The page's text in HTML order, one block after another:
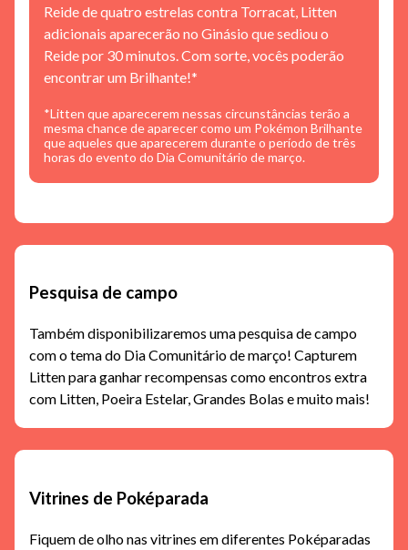
Reide de quatro estrelas contra Torracat, Litten
adicionais aparecerão no Ginásio que sediou o
Reide por 30 minutos. Com sorte, vocês poderão
encontrar um Brilhante!*
*Litten que aparecerem nessas circunstâncias terão a
mesma chance de aparecer como um Pokémon Brilhante
que aqueles que aparecerem durante o período de três
horas do evento do Dia Comunitário de março.
Pesquisa de campo
Também disponibilizaremos uma pesquisa de campo
com o tema do Dia Comunitário de março! Capturem
Litten para ganhar recompensas como encontros extra
com Litten, Poeira Estelar, Grandes Bolas e muito mais!
Vitrines de Poképarada
Fiquem de olho nas vitrines em diferentes Poképaradas